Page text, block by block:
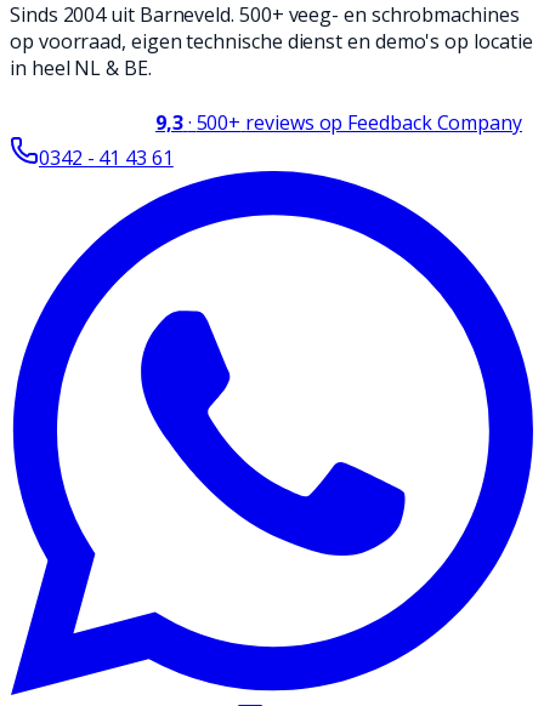
Sinds 2004 uit Barneveld. 500+ veeg- en schrobmachines
op voorraad, eigen technische dienst en demo's op locatie
in heel NL & BE.
9,3· 500+ reviews op Feedback Company
0342 - 41 43 61